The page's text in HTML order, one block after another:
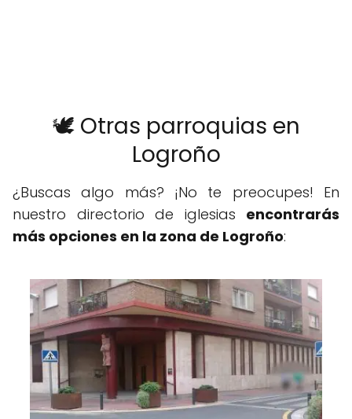
🕊️ Otras parroquias en
Logroño
¿Buscas algo más? ¡No te preocupes! En
nuestro directorio de iglesias encontrarás
más opciones en la zona de Logroño: